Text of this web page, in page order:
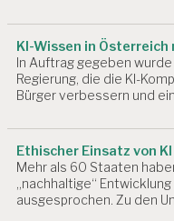
KI-Wissen in
In Auftrag gegeben
Regierung, die die KI-
Bürger verbessern und
Ethischer Einsatz von KI
Mehr als 60 Staaten
„nachhaltige“
ausgesprochen. Zu den